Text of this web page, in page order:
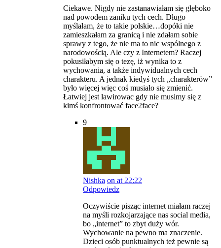
Ciekawe. Nigdy nie zastanawiałam się głęboko
nad powodem zaniku tych cech. Długo
myślałam, że to takie polskie…dopóki nie
zamieszkałam za granicą i nie zdałam sobie
sprawy z tego, że nie ma to nic wspólnego z
narodowością. Ale czy z Internetem? Raczej
pokusiłabym się o tezę, iż wynika to z
wychowania, a także indywidualnych cech
charakteru. A jednak kiedyś tych „charakterów”
było więcej więc coś musiało się zmienić.
Łatwiej jest lawirowac gdy nie musimy się z
kimś konfrontować face2face?
9
Nishka on at 22:22
Odpowiedz
Oczywiście pisząc internet miałam raczej
na myśli rozkojarzające nas social media,
bo „internet” to zbyt duży wór.
Wychowanie na pewno ma znaczenie.
Dzieci osób punktualnych też pewnie są